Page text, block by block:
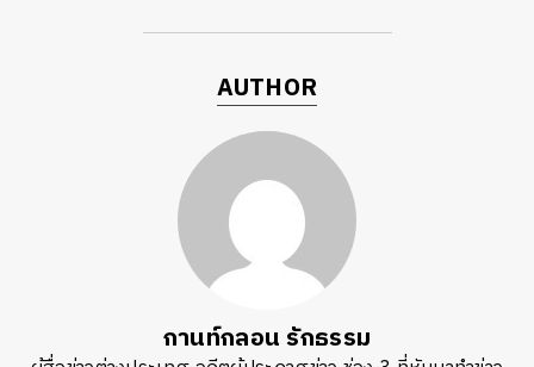
AUTHOR
กานท์กลอน รักธรรม